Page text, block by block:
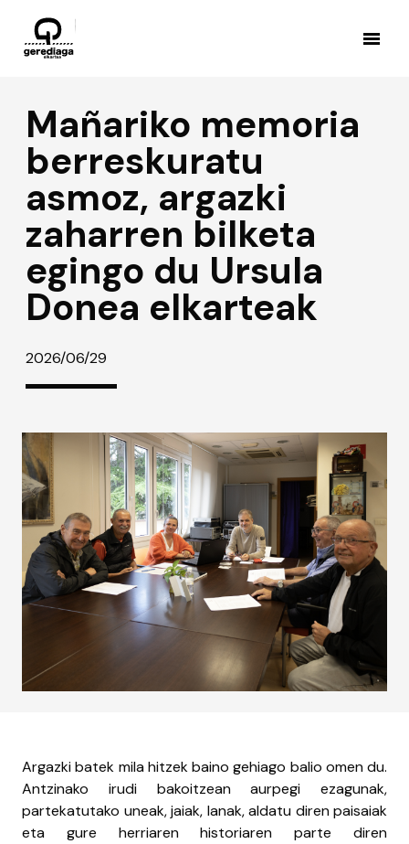
Mañariko memoria
berreskuratu
asmoz, argazki
zaharren bilketa
egingo du Ursula
Donea elkarteak
2026/06/29
Argazki batek mila hitzek baino gehiago balio omen du.
Antzinako irudi bakoitzean aurpegi ezagunak,
partekatutako uneak, jaiak, lanak, aldatu diren paisaiak
eta gure herriaren historiaren parte diren